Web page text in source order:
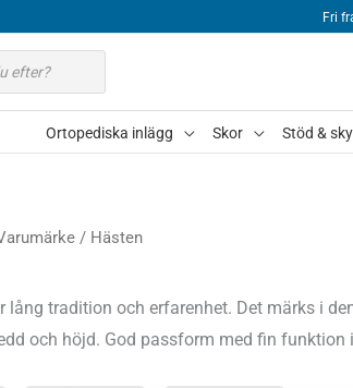
Fri
Ortopediska inlägg Skor Stöd &
/ Hästen
lång tradition och erfarenhet. Det märks i
och höjd. God passform med fin funktion